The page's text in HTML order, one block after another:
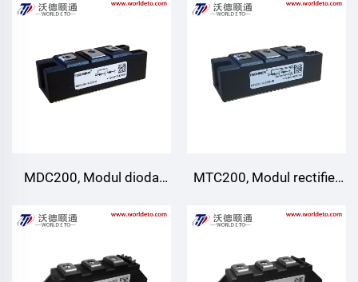
MDC200, Modul dioda
udara
MTC200, Modul rectifier
Pendingin udara 200A
Penggerak Motor AC/DC